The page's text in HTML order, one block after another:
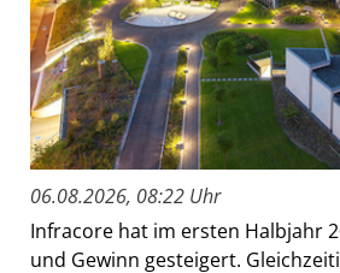
06.08.2026, 08:22 Uhr
Infracore hat im ersten Halbjahr
und Gewinn gesteigert.